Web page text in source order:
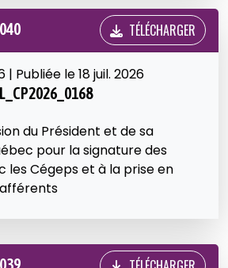
TÉLÉCHARGER
| Publiée le 18 juil. 2026
du Président et de sa
pour la signature des
les Cégeps et à la prise en